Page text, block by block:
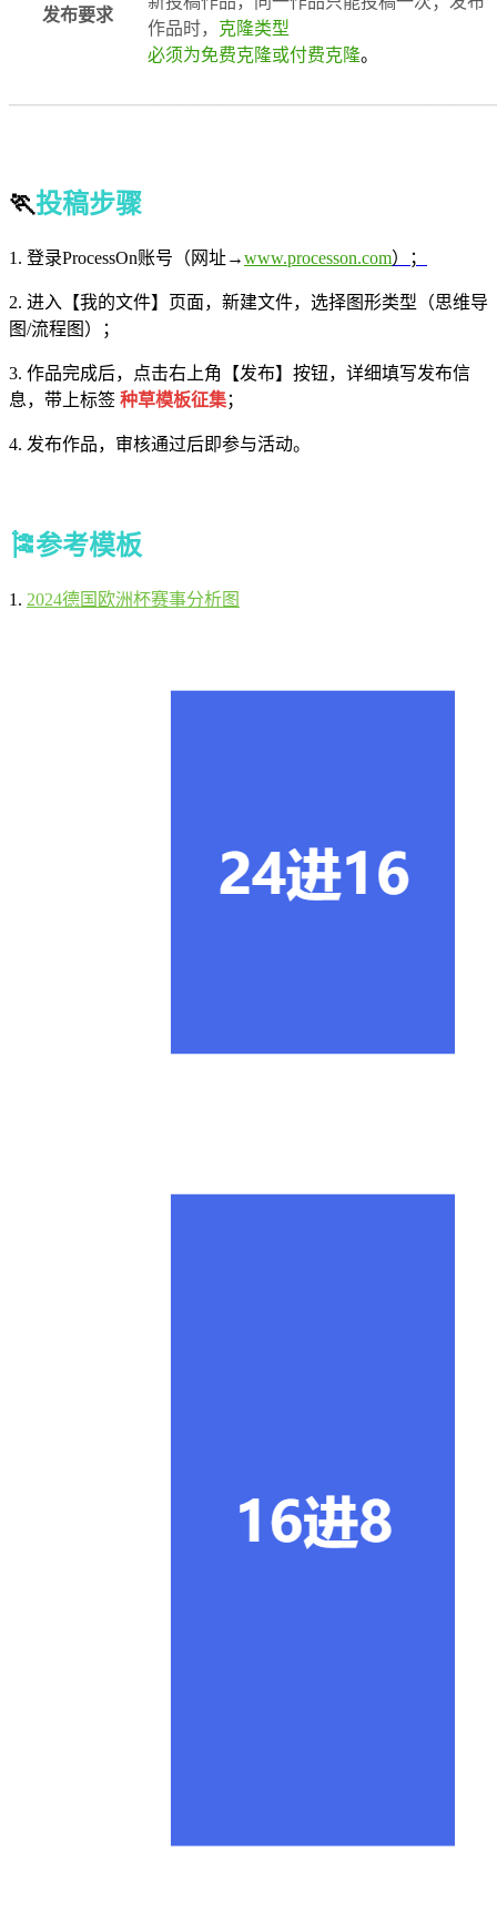
发布要求
作品时， 克隆类型
必须为免费克隆或付费克隆。
🏃‍投稿步骤
1. 登录ProcessOn账号（网址→www.processon.com）；
2. 进入【我的文件】页面，新建文件，选择图形类型（思维导
图/流程图）；
3. 作品完成后，点击右上角【发布】按钮，详细填写发布信
息，带上标签 种草模板征集；
4. 发布作品，审核通过后即参与活动。
🎏参考模板
1. 2024德国欧洲杯赛事分析图